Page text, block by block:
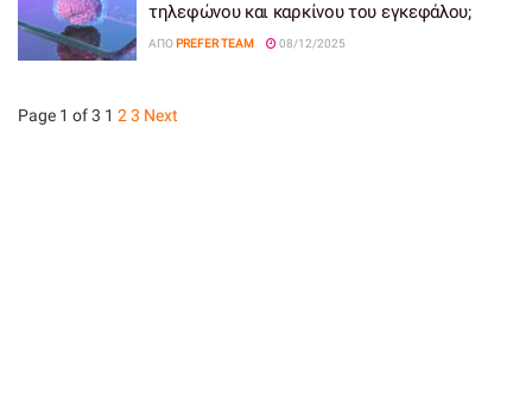
τηλεφώνου και καρκίνου του εγκεφάλου;
ΑΠΌ PREFER TEAM 08/12/2025
Page 1 of 3 1 2 3 Next